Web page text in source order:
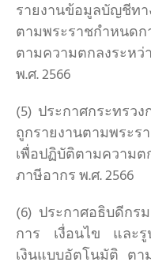
รายงานข้อมูลบัญชีทา
ตามพระราชกำหนด
ตามความตกลงระหว่
พ.ศ. 2566
(5) ประกาศกระทรว
ถูกรายงานตามพระ
เพื่อปฏิบัติตามความต
ภาษีอากร พ.ศ. 2566
(6) ประกาศอธิบดีกร
การ เงื่อนไข และรู
เงินแบบอัตโนมัติ ตา